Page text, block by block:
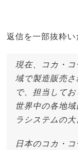
返信を一部抜粋い
現在、コカ・
域で製造販売
で、担当してお
世界中の各地
ラシステムの大
日本のコカ・